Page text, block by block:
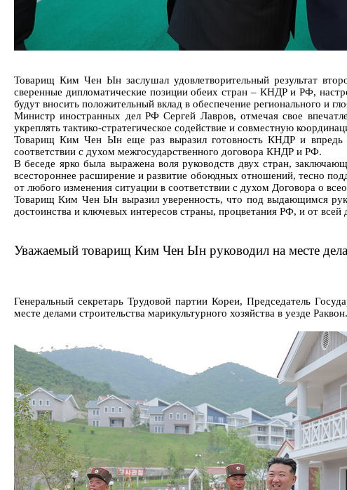
Товарищ Ким Чен Ын заслушал удовлетворительный результат
сверенные дипломатические позиции обеих стран – КНДР и РФ,
будут вносить положительный вклад в обеспечение регионального и
Министр иностранных дел РФ Сергей Лавров, отмечая свое
укреплять тактико-стратегическое содействие и совместную
Товарищ Ким Чен Ын еще раз выразил готовность КНДР и впредь
соответствии с духом межгосударственного договора КНДР и РФ.
В беседе ярко была выражена воля руководств двух стран,
всестороннее расширение и развитие обоюдных отношений, тесно
от любого изменения ситуации в соответствии с духом Договора о
Товарищ Ким Чен Ын выразил уверенность, что под выдающимся
достоинства и ключевых интересов страны, процветания РФ, и от
Уважаемый товарищ Ким Чен Ын руководил на месте
Генеральный секретарь Трудовой партии Кореи, Председатель
месте делами строительства марикультурного хозяйства в уезде Раквон.